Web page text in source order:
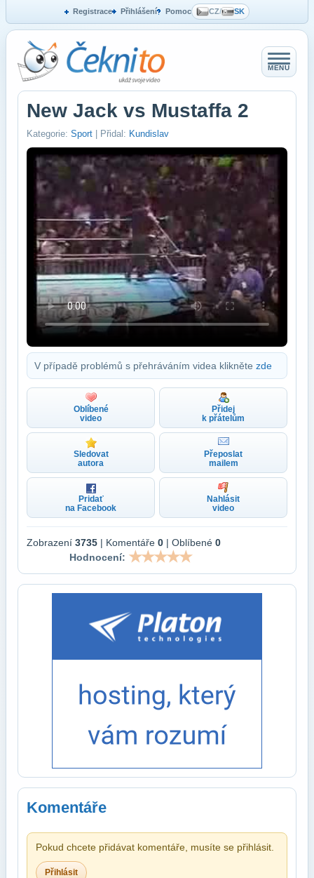
Registrace Přihlášení Pomoc CZ/ SK
MENU
New Jack vs Mustaffa 2
Kategorie: Sport | Přidal: Kundislav
V případě problémů s přehráváním videa klikněte zde
Oblíbené
video
Přidej
k přátelům
Sledovat
autora
Přeposlat
mailem
Pridať
na Facebook
Nahlásit
video
Zobrazení 3735 | Komentáře 0 | Oblíbené 0
Hodnocení:
Komentáře
Pokud chcete přidávat komentáře, musíte se přihlásit.
Přihlásit